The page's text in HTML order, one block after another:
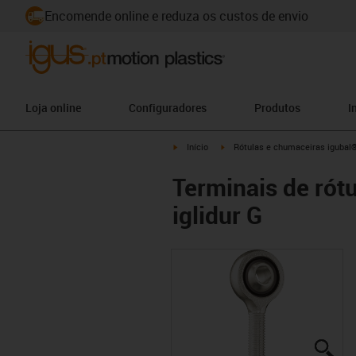
Encomende online e reduza os custos de envio
Loja online Configuradores Produtos
igus-icon-arrow-right
Início igus-icon-arrow-right
Rótulas e chumaceiras
Terminais de
iglidur G